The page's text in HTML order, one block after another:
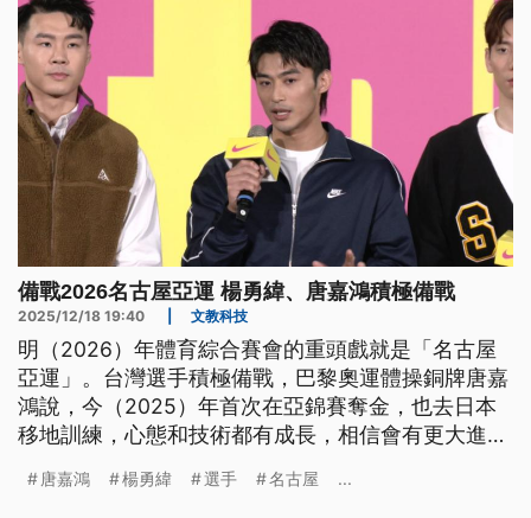
備戰2026名古屋亞運 楊勇緯、唐嘉鴻積極備戰
2025/12/18 19:40 文教科技
明（2026）年體育綜合賽會的重頭戲就是「名古屋
亞運」。台灣選手積極備戰，巴黎奧運體操銅牌唐嘉
鴻說，今（2025）年首次在亞錦賽奪金，也去日本
移地訓練，心態和技術都有成長，相信會有更大進
做為目標。
唐嘉鴻 楊勇緯 選手 名古屋 ...